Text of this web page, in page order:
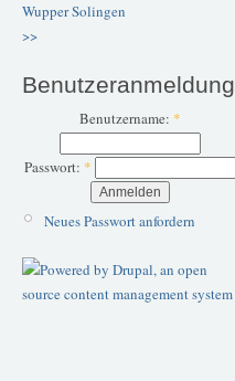
WupperSolingen
>>
Benutzeranmeldung
Benutzername: *
Passwort: *
Neues Passwort anfordern